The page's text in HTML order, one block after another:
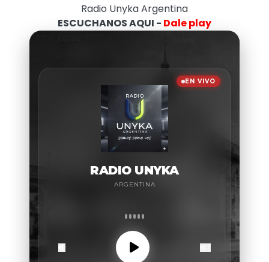
Radio Unyka Argentina
ESCUCHANOS AQUI - Dale play